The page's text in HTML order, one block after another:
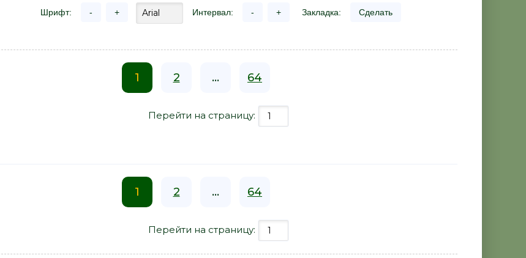
Шрифт: - + Интервал: - + Закладка: Сделать
1 2 ... 64
Перейти на страницу:
1 2 ... 64
Перейти на страницу: